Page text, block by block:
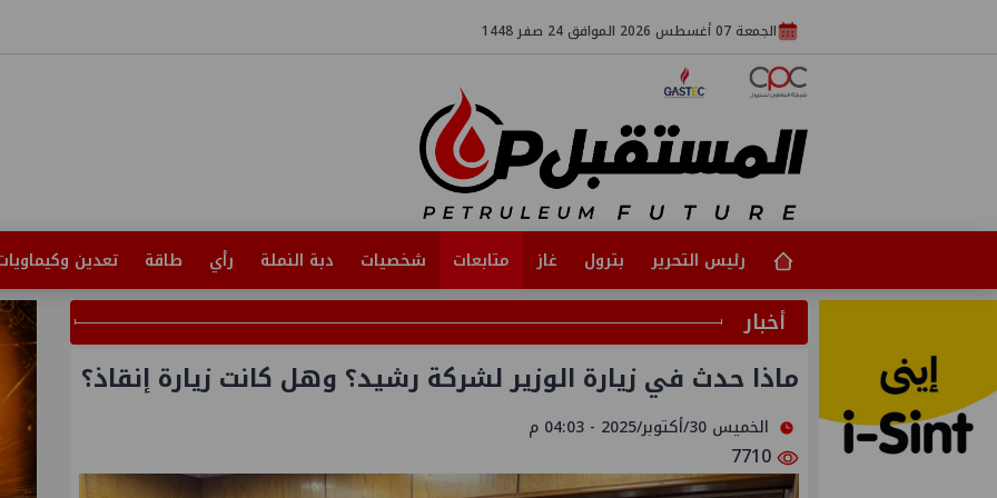
الجمعة 07 أغسطس 2026 الموافق 24 صفر 1448
رئيس التحرير بترول غاز متابعات شخصيات دبة النملة رأي طاقة تعدين
أخبار
ماذا حدث في زيارة الوزير لشركة رشيد؟ وهل كانت زيارة إنقاذ؟
الخميس 30/أكتوبر/2025 - 04:03 م